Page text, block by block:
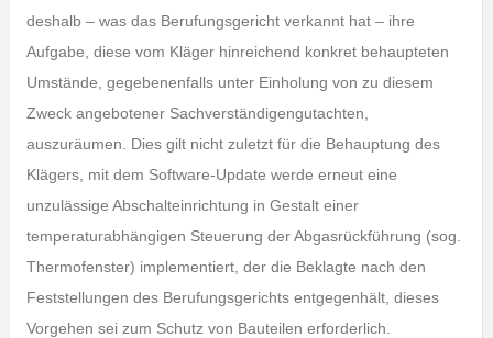
deshalb – was das Berufungsgericht verkannt hat – ihre
Aufgabe, diese vom Kläger hinreichend konkret behaupteten
Umstände, gegebenenfalls unter Einholung von zu diesem
Zweck angebotener Sachverständigengutachten,
auszuräumen. Dies gilt nicht zuletzt für die Behauptung des
Klägers, mit dem Software-Update werde erneut eine
unzulässige Abschalteinrichtung in Gestalt einer
temperaturabhängigen Steuerung der Abgasrückführung (sog.
Thermofenster) implementiert, der die Beklagte nach den
Feststellungen des Berufungsgerichts entgegenhält, dieses
Vorgehen sei zum Schutz von Bauteilen erforderlich.